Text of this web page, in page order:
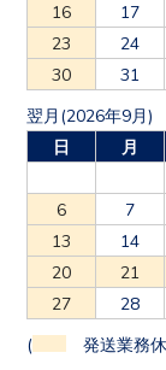
16
17
23
24
30
31
翌月(2026年9月)
日
月
6
7
13
14
20
21
27
28
( 発送業務